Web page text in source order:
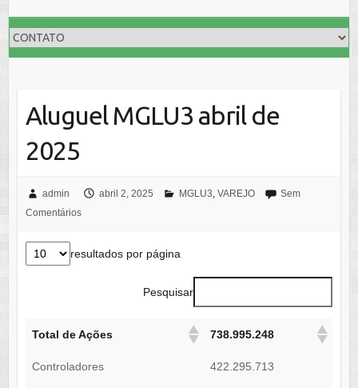
Aluguel MGLU3 abril de
2025
admin abril 2, 2025 MGLU3, VAREJO
Sem
Comentários
resultados por página
Pesquisar
Total de Ações 738.995.248
Controladores 422.295.713